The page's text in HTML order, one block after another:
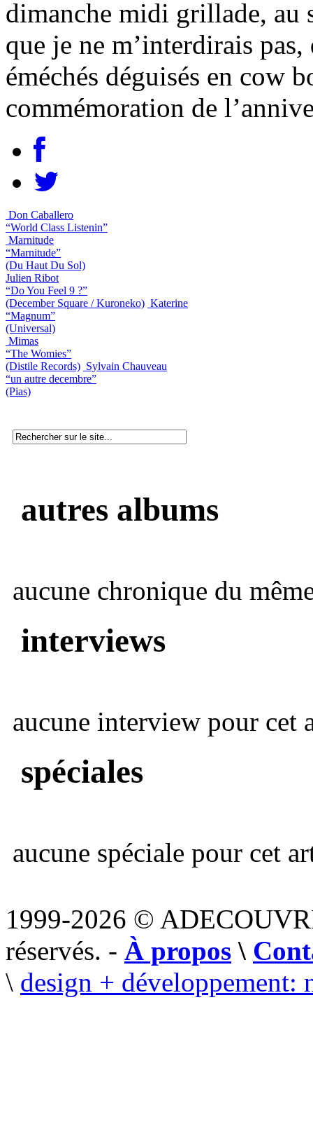
dimanche midi grillade, au
que je ne m’interdirais
éméchés déguisés en cow
commémoration de
Don Caballero
“World Class Listenin”
Marnitude
“Marnitude”
(Du Haut Du Sol)
Julien Ribot
“Do You Feel 9 ?”
(December Square / Kuroneko) Katerine
“Magnum”
(Universal)
Mimas
“The Womies”
(Distile Records) Sylvain Chauveau
“un autre decembre”
(Pias)
autres albums
aucune chronique du
interviews
aucune interview pour cet
spéciales
aucune spéciale pour cet
1999-2026 ©
réservés. - À propos \
\ design + développement: